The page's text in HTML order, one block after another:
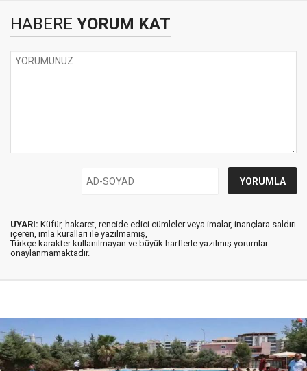
HABERE YORUM KAT
UYARI: Küfür, hakaret, rencide edici cümleler veya imalar, inançlara saldırı
içeren, imla kuralları ile yazılmamış,
Türkçe karakter kullanılmayan ve büyük harflerle yazılmış yorumlar
onaylanmamaktadır.